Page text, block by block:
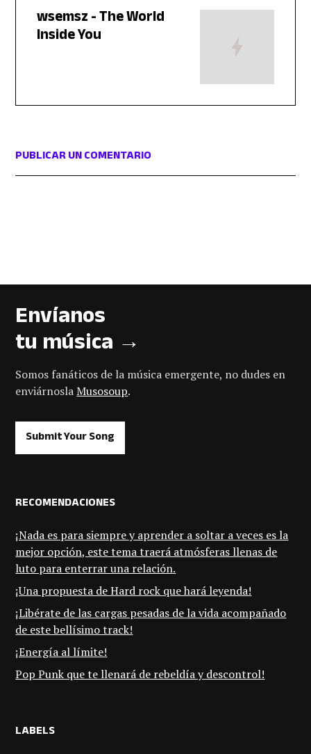
wsemsz - The World
Inside You
PUBLICAR UN COMENTARIO
Envíanos
tu música →
Somos fanáticos de la música emergente, no dudes en
enviárnoslaMusosoup.
Submit Your Song
RECOMENDACIONES
¡Nada es para siempre y aprender a soltar a veces es la
mejor opción, este tema traerá atmósferas llenas de
luto para enterrar una relación.
¡Una propuesta de Hard rock que hará leyenda!
¡Libérate de las cargas pesadas de la vida acompañado
de este bellísimo track!
¡Energía al límite!
Pop Punk que te llenará de rebeldía y descontrol!
LABELS